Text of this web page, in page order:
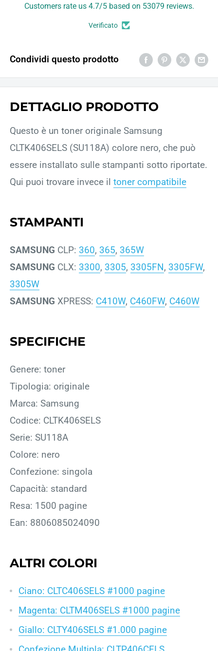
Customers rate us 4.7/5 based on 53079 reviews.
Verificato
Condividi questo prodotto
DETTAGLIO PRODOTTO
Questo è un toner originale Samsung
CLTK406SELS (SU118A) colore nero, che può
essere installato sulle stampanti sotto riportate.
Qui puoi trovare invece il toner compatibile
STAMPANTI
SAMSUNG CLP: 360, 365, 365W
SAMSUNG CLX: 3300, 3305, 3305FN, 3305FW,
3305W
SAMSUNG XPRESS: C410W, C460FW, C460W
SPECIFICHE
Genere: toner
Tipologia: originale
Marca: Samsung
Codice: CLTK406SELS
Serie: SU118A
Colore: nero
Confezione: singola
Capacità: standard
Resa: 1500 pagine
Ean: 8806085024090
ALTRI COLORI
Ciano: CLTC406SELS #1000 pagine
Magenta: CLTM406SELS #1000 pagine
Giallo: CLTY406SELS #1.000 pagine